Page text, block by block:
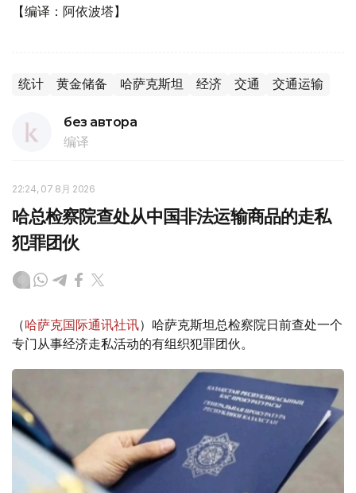
【编译：阿依波塔】
统计 黄金储备 哈萨克斯坦 经济 交通 交通运输
без автора
编译
22:24, 07 8月 2026
哈总检察院查处从中国非法运输商品的走私
犯罪团伙
（哈萨克国际通讯社讯）哈萨克斯坦总检察院日前查处一个
专门从事经济走私活动的有组织犯罪团伙。